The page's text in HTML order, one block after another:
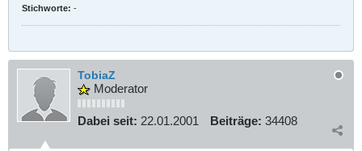
Stichworte: -
TobiaZ
Moderator
Dabei seit: 22.01.2001 Beiträge: 34408